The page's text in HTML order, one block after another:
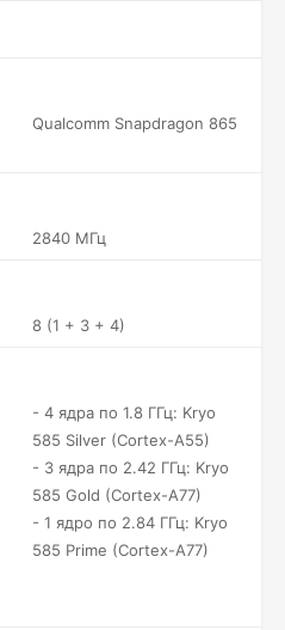
Qualcomm Snapdragon 865
2840 МГц
8 (1 + 3 + 4)
- 4 ядра по 1.8 ГГц: Kryo
585 Silver (Cortex-A55)
- 3 ядра по 2.42 ГГц: Kryo
585 Gold (Cortex-A77)
- 1 ядро по 2.84 ГГц: Kryo
585 Prime (Cortex-A77)